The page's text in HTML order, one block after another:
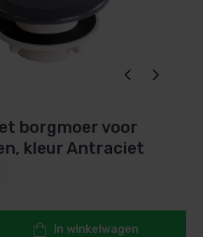
borgmoer voor
kleur Antraciet
In winkelwagen